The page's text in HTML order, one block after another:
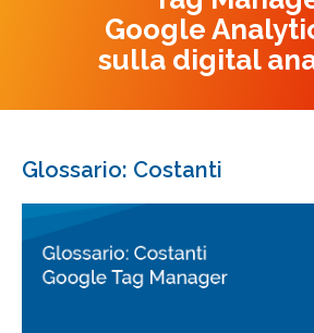
Google
sulla digital
Glossario: Costanti